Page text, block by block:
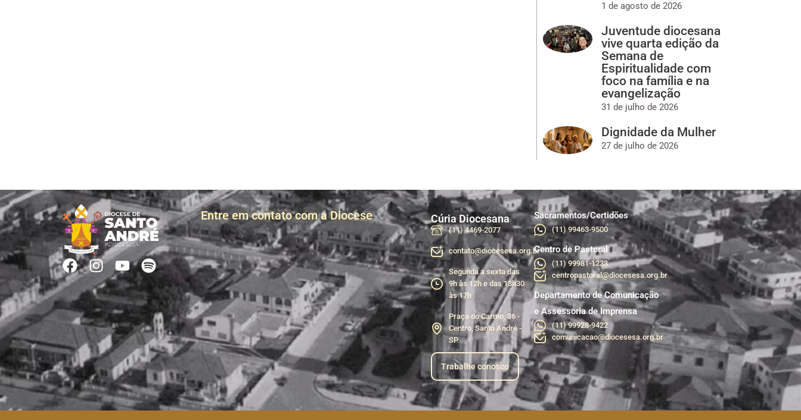
1 de agosto de 2026
Juventude diocesana
vive quarta edição da
Semana de
Espiritualidade com
foco na família e na
evangelização
31 de julho de 2026
Dignidade da Mulher
27 de julho de 2026
Entre em contato com a Diocese Cúria Diocesana
(11) 4469-2077
contato@diocesesa.org.br
Segunda a sexta das
9h às 12h e das 13h30
às 17h
Praça do Carmo, 36 -
Centro, Santo André -
SP
Trabalhe conosco
Sacramentos/Certidões
(11) 99463-9500
Centro de Pastoral
(11) 99981-1233
centropastoral@diocesesa.org.br
Departamento de Comunicação
e Assessoria de Imprensa
(11) 99928-9422
comunicacao@diocesesa.org.br